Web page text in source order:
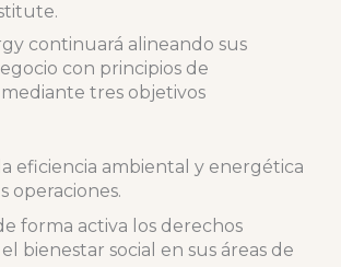
continuará alineando sus
con principios de
tres objetivos
eficiencia ambiental y energética
operaciones.
forma activa los derechos
bienestar social en sus áreas de